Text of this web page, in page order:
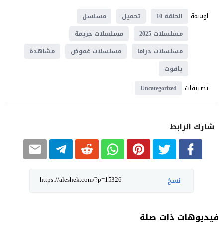
اوسمة
الحلقة 10 تحميل
مسلسل
مسلسلات 2025
مسلسلات جريمة
مسلسلات دراما
مسلسلات غموض
مشاهدة
ياقوت
تصنيفات Uncategorized
شارك الرابط
نسخ
فيديوهات ذات صلة